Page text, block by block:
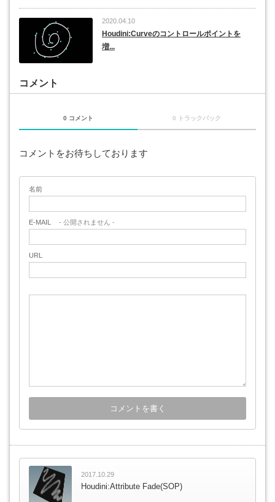
2020.04.10
Houdini:Curveのコントロールポイントを
増...
コメント
0 コメント 0 トラックバック
コメントをお待ちしております
名前
E-MAIL - 公開されません -
URL
2017.10.29
Houdini:Attribute Fade(SOP)